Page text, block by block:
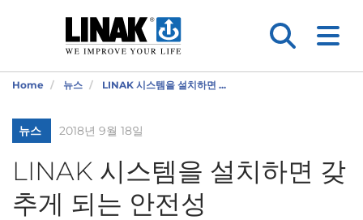
Home 뉴스 LINAK 시스템을 설치하면 ...
뉴스 2018년 9월 18일
LINAK 시스템을 설치하면 갖
추게 되는 안전성